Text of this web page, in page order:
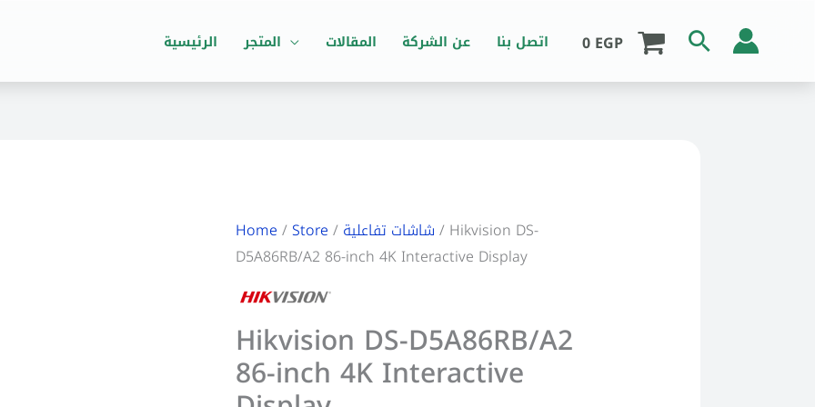
الرئيسية المتجر المقالات عن الشركة اتصل بنا 0EGP Search
Home/Store/ شاشات تفاعلية/ Hikvision DS-
D5A86RB/A2 86-inch 4K Interactive Display
Hikvision DS-D5A86RB/A2
86-inch 4K Interactive